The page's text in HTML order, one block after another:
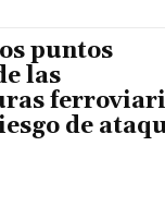
puntos
las
de